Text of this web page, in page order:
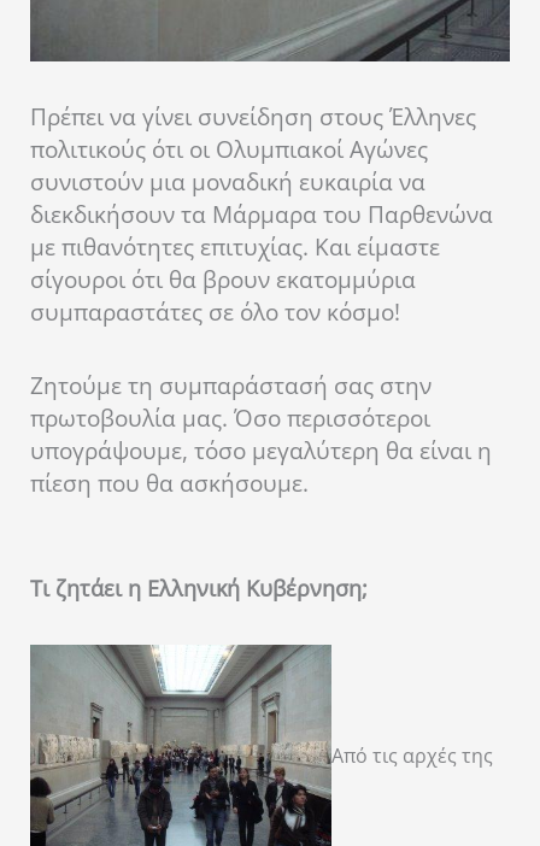
Πρέπει να γίνει συνείδηση στους Έλληνες
πολιτικούς ότι οι Ολυμπιακοί Αγώνες
συνιστούν μια μοναδική ευκαιρία να
διεκδικήσουν τα Μάρμαρα του Παρθενώνα
με πιθανότητες επιτυχίας. Και είμαστε
σίγουροι ότι θα βρουν εκατομμύρια
συμπαραστάτες σε όλο τον κόσμο!
Ζητούμε τη συμπαράστασή σας στην
πρωτοβουλία μας. Όσο περισσότεροι
υπογράψουμε, τόσο μεγαλύτερη θα είναι η
πίεση που θα ασκήσουμε.
Τι ζητάει η Ελληνική Κυβέρνηση;
Από τις αρχές της